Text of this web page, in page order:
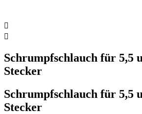


Schrumpfschlauch für 5,5
Stecker
Schrumpfschlauch für 5,5
Stecker